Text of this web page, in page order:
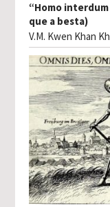
“Homo
que a besta)
V.M. Kwen Khan